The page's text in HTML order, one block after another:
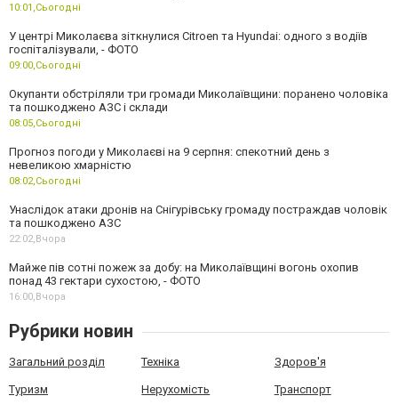
10:01, Сьогодні
У центрі Миколаєва зіткнулися Citroen та Hyundai: одного з водіїв
госпіталізували, - ФОТО
09:00, Сьогодні
Окупанти обстріляли три громади Миколаївщини: поранено чоловіка
та пошкоджено АЗС і склади
08:05, Сьогодні
Прогноз погоди у Миколаєві на 9 серпня: спекотний день з
невеликою хмарністю
08:02, Сьогодні
Унаслідок атаки дронів на Снігурівську громаду постраждав чоловік
та пошкоджено АЗС
22:02, Вчора
Майже пів сотні пожеж за добу: на Миколаївщині вогонь охопив
понад 43 гектари сухостою, - ФОТО
16:00, Вчора
Рубрики новин
Загальний розділ Техніка Здоров'я
Туризм Нерухомість Транспорт